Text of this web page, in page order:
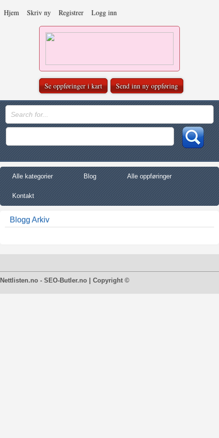
Hjem Skriv ny Registrer Logg inn
Se oppføringer i kart Send inn ny oppføring
Alle kategorier Blog Alle oppføringer
Kontakt
Blogg Arkiv
Nettlisten.no - SEO-Butler.no | Copyright ©